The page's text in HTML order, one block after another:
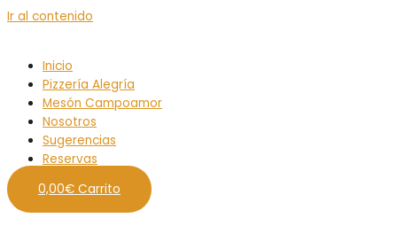
Ir al contenido
Inicio
Pizzería Alegría
Mesón Campoamor
Nosotros
Sugerencias
Reservas
0,00€ Carrito